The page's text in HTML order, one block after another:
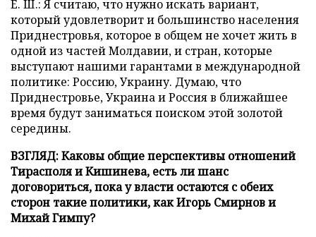
Е. Ш.: Я считаю, что нужно искать вариант,
который удовлетворит и большинство населения
Приднестровья, которое в общем не хочет жить в
одной из частей Молдавии, и стран, которые
выступают нашими гарантами в международной
политике: Россию, Украину. Думаю, что
Приднестровье, Украина и Россия в ближайшее
время будут заниматься поиском этой золотой
середины.
ВЗГЛЯД: Каковы общие перспективы отношений
Тирасполя и Кишинева, есть ли шанс
договориться, пока у власти остаются с обеих
сторон такие политики, как Игорь Смирнов и
Михай Гимпу?